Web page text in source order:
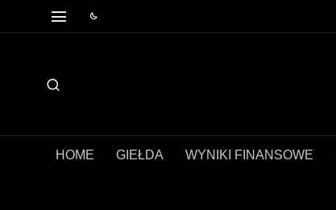
HOME GIEŁDA WYNIKI FINANSOWE